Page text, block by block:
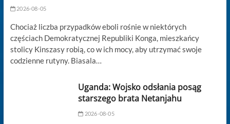
2026-08-05
Chociaż liczba przypadków eboli rośnie w niektórych
częściach Demokratycznej Republiki Konga, mieszkańcy
stolicy Kinszasy robią, co w ich mocy, aby utrzymać swoje
codzienne rutyny. Biasala…
Uganda: Wojsko odsłania posąg
starszego brata Netanjahu
2026-08-05